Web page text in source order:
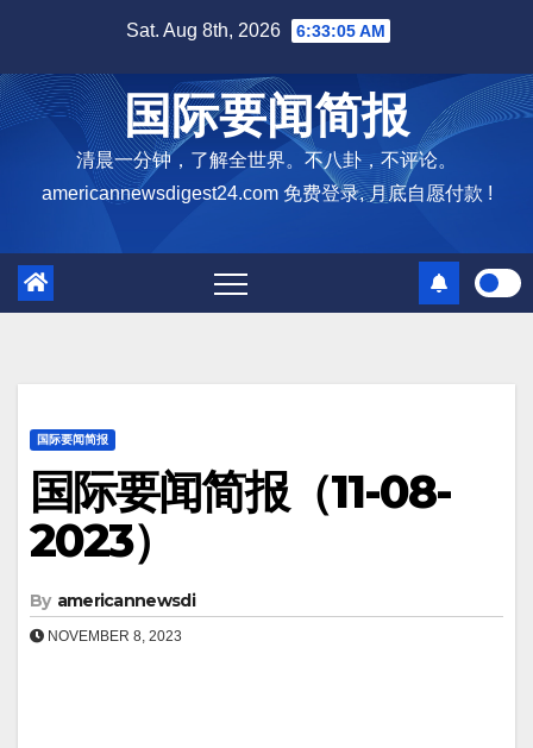
content
Sat. Aug 8th, 2026 6:33:05 AM
国际要闻简报
清晨一分钟，了解全世界。不八卦，不评论。
americannewsdigest24.com 免费登录, 月底自愿付款 !
国际要闻简报
国际要闻简报（11-08-
2023）
By americannewsdi
NOVEMBER 8, 2023